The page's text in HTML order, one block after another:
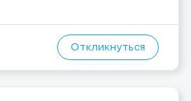
Откликнуться